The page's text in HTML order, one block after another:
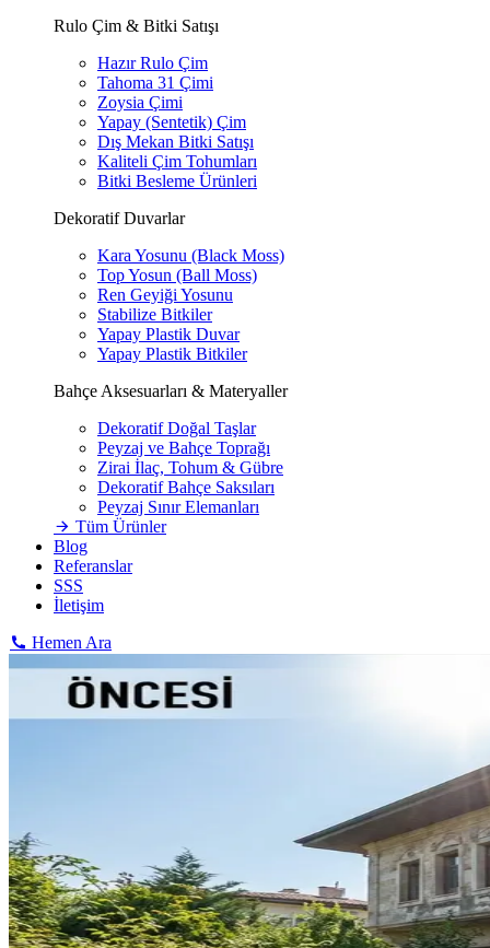
Rulo Çim & Bitki Satışı
Hazır Rulo Çim
Tahoma 31 Çimi
Zoysia Çimi
Yapay (Sentetik) Çim
Dış Mekan Bitki Satışı
Kaliteli Çim Tohumları
Bitki Besleme Ürünleri
Dekoratif Duvarlar
Kara Yosunu (Black Moss)
Top Yosun (Ball Moss)
Ren Geyiği Yosunu
Stabilize Bitkiler
Yapay Plastik Duvar
Yapay Plastik Bitkiler
Bahçe Aksesuarları & Materyaller
Dekoratif Doğal Taşlar
Peyzaj ve Bahçe Toprağı
Zirai İlaç, Tohum & Gübre
Dekoratif Bahçe Saksıları
Peyzaj Sınır Elemanları
Tüm Ürünler
Blog
Referanslar
SSS
İletişim
Hemen Ara